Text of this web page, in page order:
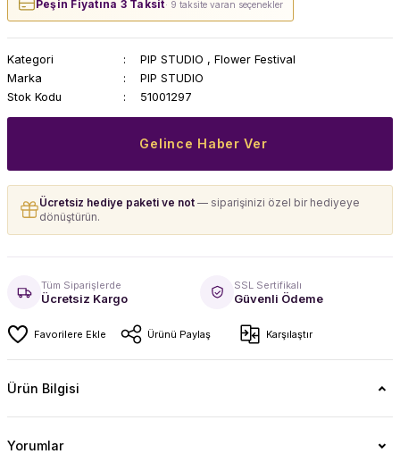
Peşin Fiyatına 3 Taksit· 9 taksite varan seçenekler
Kategori PIP STUDIO , Flower Festival
Marka
PIP STUDIO
Stok Kodu
51001297
Gelince Haber Ver
Ücretsiz hediye paketi ve not — siparişinizi özel bir hediyeye
dönüştürün.
Tüm Siparişlerde
Ücretsiz Kargo
SSL Sertifikalı
Güvenli Ödeme
Ürünü Paylaş Karşılaştır
Ürün Bilgisi
Yorumlar